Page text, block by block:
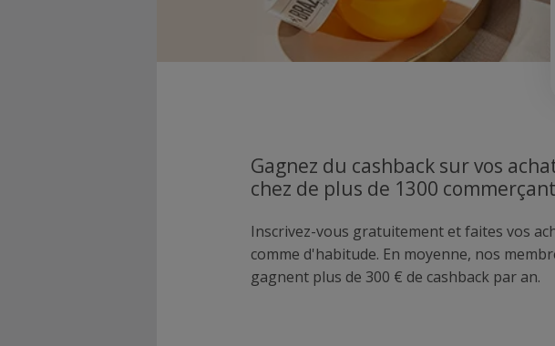
Gagnez du cashback sur vos
chez de plus de 1300
Inscrivez-vous gratuitement et faites vos
comme d'habitude. En moyenne, nos
gagnent plus de 300 € de cashback par an.